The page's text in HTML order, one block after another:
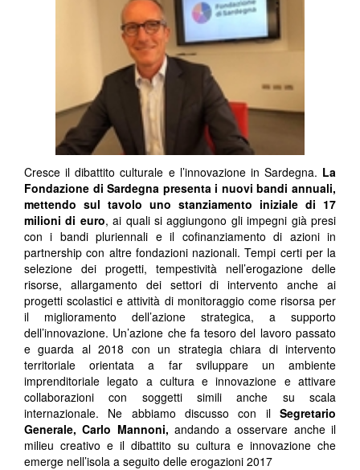
Cresce il dibattito culturale e l’innovazione in Sardegna. La
Fondazione di Sardegna presenta i nuovi bandi annuali,
mettendo sul tavolo uno stanziamento iniziale di 17
milioni di euro, ai quali si aggiungono gli impegni già presi
con i bandi pluriennali e il cofinanziamento di azioni in
partnership con altre fondazioni nazionali. Tempi certi per la
selezione dei progetti, tempestività nell’erogazione delle
risorse, allargamento dei settori di intervento anche ai
progetti scolastici e attività di monitoraggio come risorsa per
il miglioramento dell’azione strategica, a supporto
dell’innovazione. Un’azione che fa tesoro del lavoro passato
e guarda al 2018 con un strategia chiara di intervento
territoriale orientata a far sviluppare un ambiente
imprenditoriale legato a cultura e innovazione e attivare
collaborazioni con soggetti simili anche su scala
internazionale. Ne abbiamo discusso con il Segretario
Generale, Carlo Mannoni, andando a osservare anche il
milieu creativo e il dibattito su cultura e innovazione che
emerge nell’isola a seguito delle erogazioni 2017